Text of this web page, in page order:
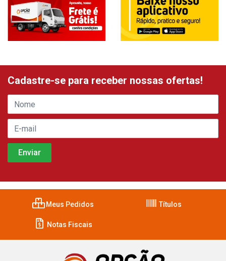
Cadastre-se para receber nossas ofertas!
Meus Pedidos Títulos
Notas Fiscais